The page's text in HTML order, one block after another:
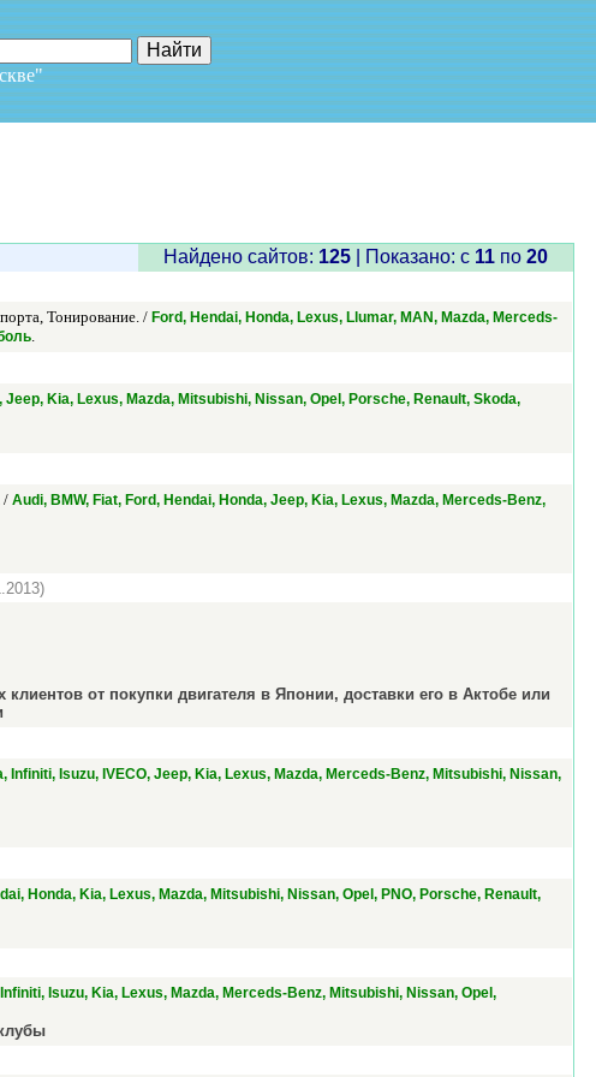
Найдено сайтов: 125 | Показано: c 11 по 20
Тонирование. / Ford, Hendai, Honda, Lexus, Llumar, MAN, Mazda, Merceds-
.
Kia, Lexus, Mazda, Mitsubishi, Nissan, Opel, Porsche, Renault, Skoda,
/ Audi, BMW, Fiat, Ford, Hendai, Honda, Jeep, Kia, Lexus, Mazda, Merceds-Benz,
от покупки двигателя в Японии, доставки его в Актобе или
Isuzu, IVECO, Jeep, Kia, Lexus, Mazda, Merceds-Benz, Mitsubishi, Nissan,
Honda, Kia, Lexus, Mazda, Mitsubishi, Nissan, Opel, PNO, Porsche, Renault,
Isuzu, Kia, Lexus, Mazda, Merceds-Benz, Mitsubishi, Nissan, Opel,